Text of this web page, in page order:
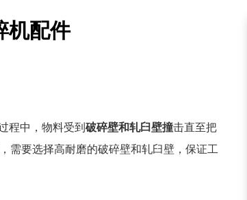
机配件
程中，物料受到 破碎壁和轧臼壁撞击直至把
需要选择高耐磨的破碎壁和轧臼壁，保证工